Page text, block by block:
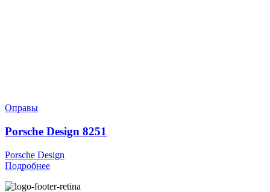
Оправы
Porsche Design 8251
Porsche Design
Подробнее